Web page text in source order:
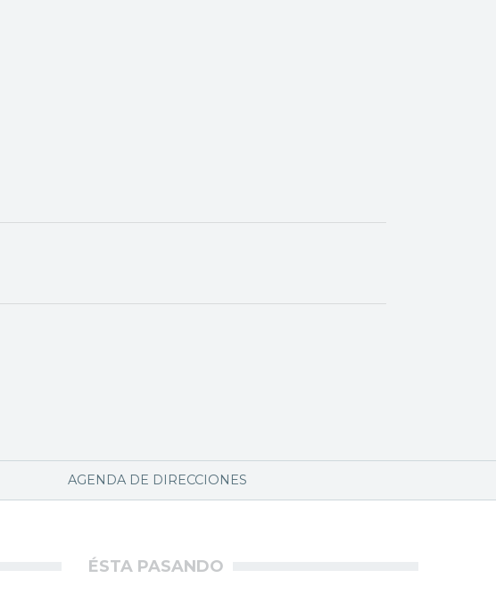
AGENDA DE DIRECCIONES
ÉSTA PASANDO